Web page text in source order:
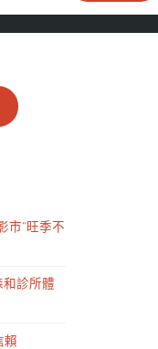
市“旺季不
診所體
賴